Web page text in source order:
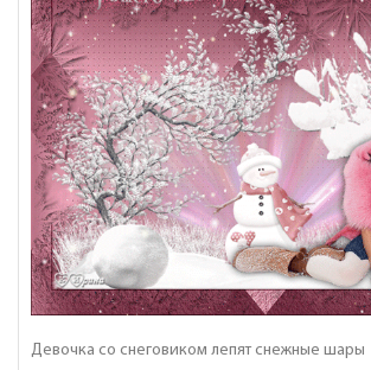
Девочка со снеговиком лепят снежные шары